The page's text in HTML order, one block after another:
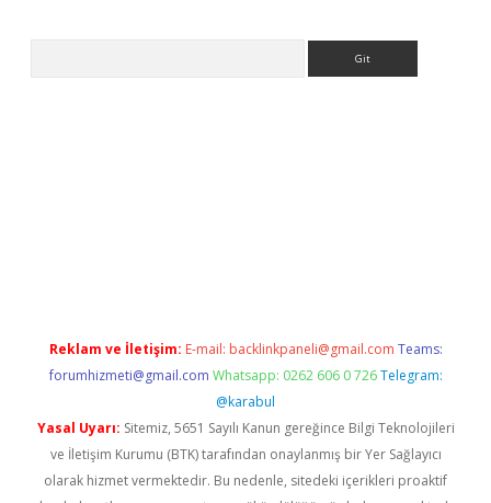
Reklam ve İletişim: E-mail: backlinkpaneli@gmail.com Teams:
forumhizmeti@gmail.com Whatsapp: 0262 606 0 726 Telegram:
@karabul
Yasal Uyarı: Sitemiz, 5651 Sayılı Kanun gereğince Bilgi Teknolojileri
ve İletişim Kurumu (BTK) tarafından onaylanmış bir Yer Sağlayıcı
olarak hizmet vermektedir. Bu nedenle, sitedeki içerikleri proaktif